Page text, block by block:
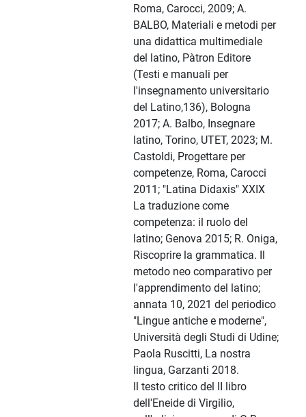
Roma, Carocci, 2009; A.
BALBO, Materiali e metodi per
una didattica multimediale
del latino, Pàtron Editore
(Testi e manuali per
l'insegnamento universitario
del Latino,136), Bologna
2017; A. Balbo, Insegnare
latino, Torino, UTET, 2023; M.
Castoldi, Progettare per
competenze, Roma, Carocci
2011; "Latina Didaxis" XXIX
La traduzione come
competenza: il ruolo del
latino; Genova 2015; R. Oniga,
Riscoprire la grammatica. Il
metodo neo comparativo per
l'apprendimento del latino;
annata 10, 2021 del periodico
"Lingue antiche e moderne",
Università degli Studi di Udine;
Paola Ruscitti, La nostra
lingua, Garzanti 2018.
Il testo critico del II libro
dell'Eneide di Virgilio,